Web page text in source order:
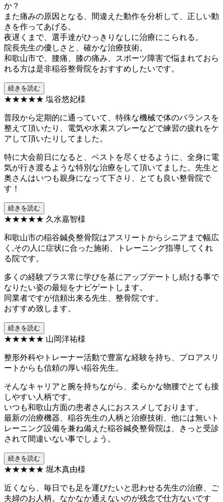
か？
また痛みの原因となる、間違えた動作を分析して、正しい動
きを作ってあげる。
夜遅くまで、選手達がひっきりなしに治療にこられる。
院長先生の優しさと、確かな治療技術。
和歌山市で、腰痛、膝の痛み、スポーツ障害で悩まれておら
れる方は是非稲谷整骨院をおすすめしたいです。
続きを読む
★★★★★ 塩谷悠妃様
普段から定期的に通っていて、特殊な機械で体のバランスを
整えて頂いたり、電気や水素スプレーなどで練習の疲れをケ
アして頂いたりしてました。
特に大会前日になると、ベストを尽くせるように、全身に電
気が行き渡るような特別な治療をして頂いてました。先生と
奥さんはいつも親身になって下さり、とても良い整骨院で
す！
続きを読む
★★★★★ 久水嘉智様
和歌山市の稲谷鍼灸整骨院はアスリートからシニアまで幅広
く,その人に症状に合った施術、トレーニング指導してくれ
る院です。
多くの経験プラス常に学びを基にアップデートし続ける事で
なりたい姿の最短をナビゲートします。
同業者ですが信頼出来る先生、整骨院です。
おすすめ致します。
続きを読む
★★★★★ 山岡洋祐様
整形外科やトレーナー活動で豊富な経験を持ち、プロアスリ
ートからも信頼の厚い稲谷先生。
そんなキャリアと腕を持ちながら、柔らかな物腰でとても接
しやすい人柄です。
いつも和歌山方面の患者さんにおススメしております。
最新の治療機器、稲谷先生の人柄と治療技術、他には無いト
レーニング設備を兼ね備えた稲谷鍼灸整骨院は、きっと受診
されて間違いない事でしょう。
続きを読む
★★★★★ 堀木真由様
近くなら、毎日でも足を運びたいと思わせる先生の治療、ご
夫婦のお人柄。なかなか通えないのが残念で仕方ないです